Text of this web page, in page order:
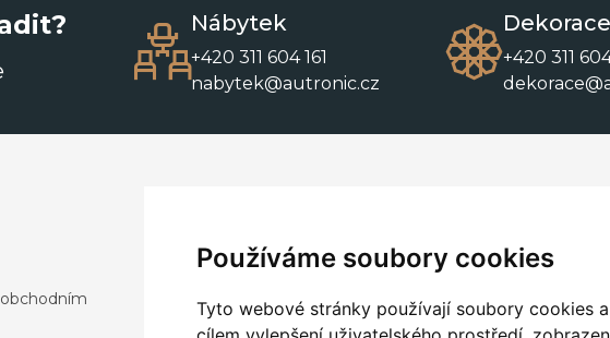
Používáme soubory cookies
Tyto webové stránky používají soubory cookies
Nábytek
+420 311 604 161
nabytek@autronic.cz
Dekorace
+420 311
O nás